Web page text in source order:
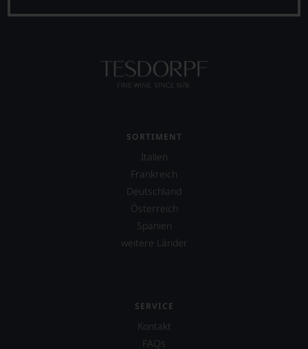
SORTIMENT
Italien
Frankreich
Deutschland
Österreich
Spanien
weitere Länder
SERVICE
Kontakt
FAQs